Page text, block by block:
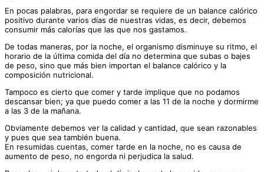
En pocas palabras, para engordar se requiere de un balance calórico
positivo durante varios días de nuestras vidas, es decir, debemos
consumir más calorías que las que nos gastamos.
De todas maneras, por la noche, el organismo disminuye su ritmo, el
horario de la última comida del día no determina que subas o bajes
de peso, sino que más bien importan el balance calórico y la
composición nutricional.
Tampoco es cierto que comer y tarde implique que no podamos
descansar bien; ya que puedo comer a las 11 de la noche y dormirme
a las 3 de la mañana.
Obviamente debemos ver la calidad y cantidad, que sean razonables
y pues que sea también buena.
En resumidas cuentas, comer tarde en la noche, no es causa de
aumento de peso, no engorda ni perjudica la salud.